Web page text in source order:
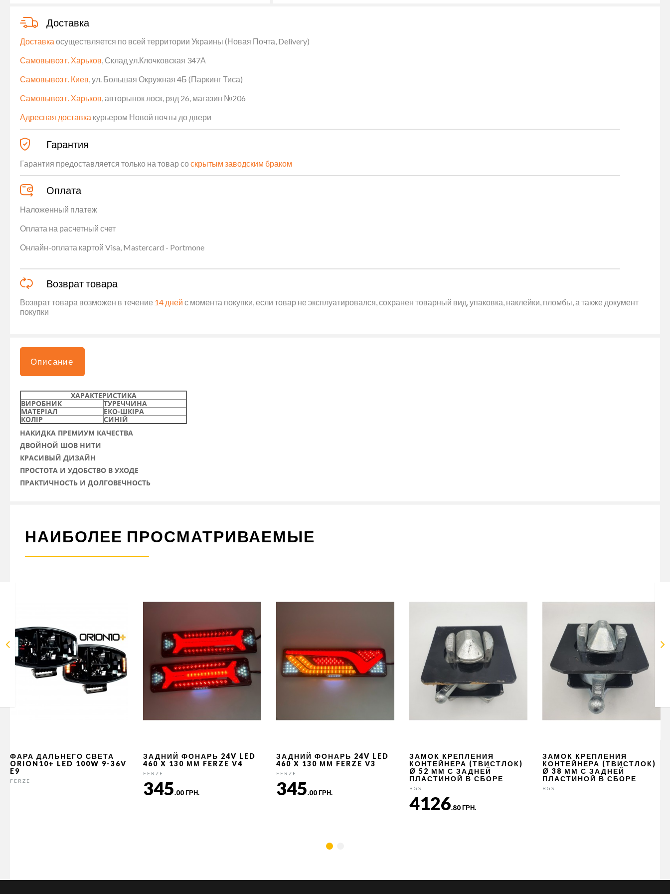
Доставка
Доставка осуществляется по всей территории Украины (Новая Почта, Delivery)
Самовывоз г. Харьков , Склад ул.Клочковская 347А
Самовывоз г. Киев , ул. Большая Окружная 4Б (Паркинг Тиса)
Самовывоз г. Харьков , авторынок лоск, ряд 26, магазин №206
Адресная доставка курьером Новой почты до двери
Гарантия
Гарантия предоставляется только на товар соскрытым заводским браком
Оплата
Наложенный платеж
Оплата на расчетный счет
Онлайн-оплата картой Visa, Mastercard - Portmone
Возврат товара
Возврат товара возможен в течение 14 дней с момента покупки, если товар не эксплуатировался, сохранен товарный вид, упаковка, наклейки, пломбы, а также документ
покупки
Описание
ХАРАКТЕРИСТИКА
ВИРОБНИК
ТУРЕЧЧИНА
МАТЕРІАЛ
ЕКО-ШКІРА
КОЛІР
СИНІЙ
НАКИДКА ПРЕМИУМ КАЧЕСТВА
ДВОЙНОЙ ШОВ НИТИ
КРАСИВЫЙ ДИЗАЙН
ПРОСТОТА И УДОБСТВО В УХОДЕ
ПРАКТИЧНОСТЬ И ДОЛГОВЕЧНОСТЬ
НАИБОЛЕЕ ПРОСМАТРИВАЕМЫЕ
ФАРА ДАЛЬНЕГО СВЕТА
ORION10+ LED 100W 9-36V
E9
FERZE
ЗАДНИЙ ФОНАРЬ 24V LED
460 X 130 ММ FERZE V4
FERZE
345.00 ГРН.
ЗАДНИЙ ФОНАРЬ 24V LED
460 X 130 ММ FERZE V3
FERZE
345.00 ГРН.
ЗАМОК КРЕПЛЕНИЯ
КОНТЕЙНЕРА (ТВИСТЛОК)
Ø 52 ММ С ЗАДНЕЙ
ПЛАСТИНОЙ В СБОРЕ
BGS
4126.80 ГРН.
ЗАМОК КРЕПЛЕНИЯ
КОНТЕЙНЕРА (ТВИСТЛОК)
Ø 38 ММ С ЗАДНЕЙ
ПЛАСТИНОЙ В СБОРЕ
BGS